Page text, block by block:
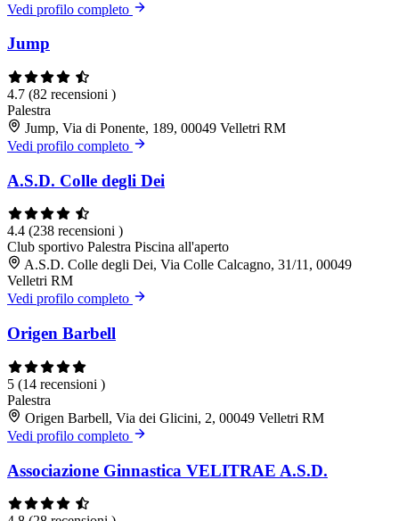
Vedi profilo completo
Jump
4.7 (82 recensioni )
Palestra
Jump, Via di Ponente, 189, 00049 Velletri RM
Vedi profilo completo
A.S.D. Colle degli Dei
4.4 (238 recensioni )
Club sportivo Palestra Piscina all'aperto
A.S.D. Colle degli Dei, Via Colle Calcagno, 31/11, 00049
Velletri RM
Vedi profilo completo
Origen Barbell
5 (14 recensioni )
Palestra
Origen Barbell, Via dei Glicini, 2, 00049 Velletri RM
Vedi profilo completo
Associazione Ginnastica VELITRAE A.S.D.